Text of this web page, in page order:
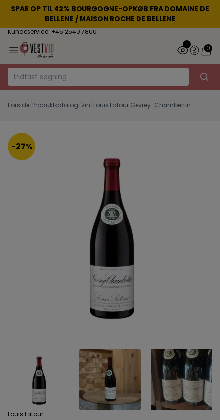
SPAR OP TIL 42% BOURGOGNE-OPKØB FRA DOMAINE DE
BELLENE / MAISON ROCHE DE BELLENE
Kundeservice: +45 2540 7800
1
0
Forside Produktkatalog Vin Louis Latour Gevrey-Chambertin
-27%
Louis Latour